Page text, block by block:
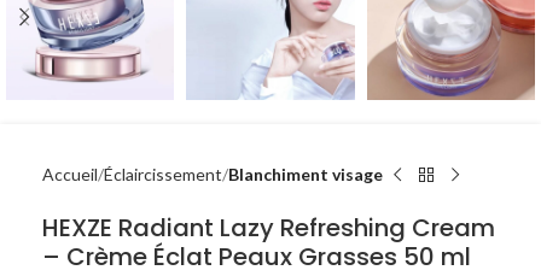
Accueil Éclaircissement Blanchiment visage
HEXZE Radiant Lazy Refreshing Cream
– Crème Éclat Peaux Grasses 50 ml